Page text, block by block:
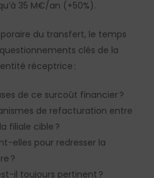
35 M€/an (+50%).
du transfert, le temps
clés de la
réceptrice :
de ce surcoût financier ?
de refacturation entre
filiale cible ?
elles pour redresser la
?
il toujours pertinent ?